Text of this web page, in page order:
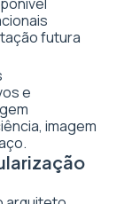
futura
e
imagem